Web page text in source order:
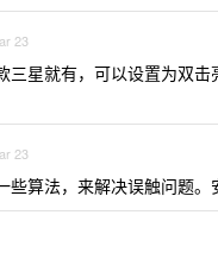
23
三星就有，可以设置为双
23
些算法，来解决误触问题。